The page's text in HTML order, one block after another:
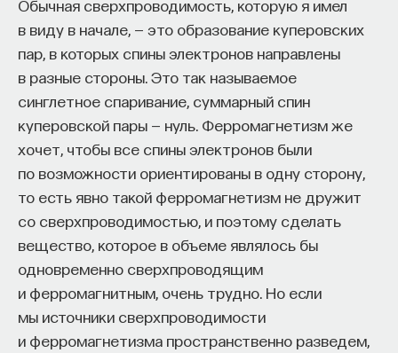
Обычная сверхпроводимость, которую я имел
в виду в начале, — это образование куперовских
пар, в которых спины электронов направлены
в разные стороны. Это так называемое
синглетное спаривание, суммарный спин
куперовской пары — нуль. Ферромагнетизм же
хочет, чтобы все спины электронов были
по возможности ориентированы в одну сторону,
то есть явно такой ферромагнетизм не дружит
со сверхпроводимостью, и поэтому сделать
вещество, которое в объеме являлось бы
одновременно сверхпроводящим
и ферромагнитным, очень трудно. Но если
мы источники сверхпроводимости
и ферромагнетизма пространственно разведем,
ПАРТНЁР ПРОЕКТА
Что такое партнёрский материал?
Внеси свой вклад в дело
просвещения!